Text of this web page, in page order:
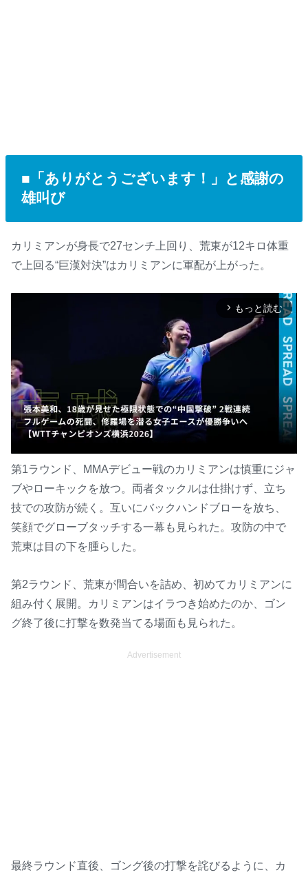
■「ありがとうございます！」と感謝の
雄叫び
カリミアンが身長で27センチ上回り、荒東が12キロ体重
で上回る“巨漢対決”はカリミアンに軍配が上がった。
arrow_forward_ios もっと読む
M
u
e
第1ラウンド、MMAデビュー戦のカリミアンは慎重にジャ
ブやローキックを放つ。両者タックルは仕掛けず、立ち
技での攻防が続く。互いにバックハンドブローを放ち、
笑顔でグローブタッチする一幕も見られた。攻防の中で
荒東は目の下を腫らした。
第2ラウンド、荒東が間合いを詰め、初めてカリミアンに
組み付く展開。カリミアンはイラつき始めたのか、ゴン
グ終了後に打撃を数発当てる場面も見られた。
Advertisement
最終ラウンド直後、ゴング後の打撃を詫びるように、カ